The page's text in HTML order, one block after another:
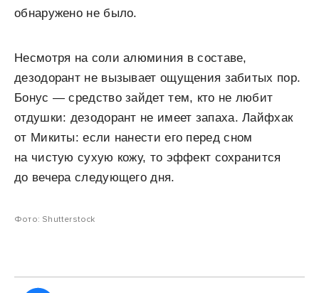
обнаружено не было.
Несмотря на соли алюминия в составе,
дезодорант не вызывает ощущения забитых пор.
Бонус — средство зайдет тем, кто не любит
отдушки: дезодорант не имеет запаха. Лайфхак
от Микиты: если нанести его перед сном
на чистую сухую кожу, то эффект сохранится
до вечера следующего дня.
Фото: Shutterstock